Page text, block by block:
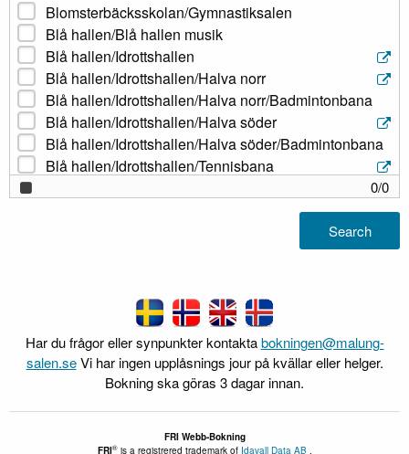
Blomsterbäcksskolan/Gymnastiksalen
Blå hallen/Blå hallen musik
Blå hallen/Idrottshallen
Blå hallen/Idrottshallen/Halva norr
Blå hallen/Idrottshallen/Halva norr/Badmintonbana
Blå hallen/Idrottshallen/Halva söder
Blå hallen/Idrottshallen/Halva söder/Badmintonbana
Blå hallen/Idrottshallen/Tennisbana
Jofahallen/Idrottshallen/Badminton-Tennisbana
Malungsforsskola/Gymnastiksalen
Simhallen/Konferensrum
Sälenhallen/Idrottshallen
Sälenhallen/Idrottshallen med musik
Sälenhallen/Idrottshallen/Halva väster (musik)
Sälenhallen/Idrottshallen/Halva väster
0/0
Search
Har du frågor eller synpunkter kontaktabokningen@malung-
salen.seVi har ingen upplåsnings jour på kvällar eller helger.
Bokning ska göras 3 dagar innan.
FRI Webb-Bokning
FRI® is a registrered trademark of Idavall Data AB